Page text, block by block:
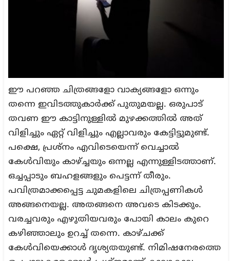
ഈ പറഞ്ഞ ചിത്രങ്ങളോ വാക്യങ്ങളോ ഒന്നും
തന്നെ ഇവിടത്തുകാർക്ക് പുതുമയല്ല. ഒരുപാട്
തവണ ഈ കാട്ടിനുള്ളിൽ മുഴക്കത്തിൽ അത്
വിളിച്ചും ഏറ്റ് വിളിച്ചും എല്ലാവരും കേട്ടിട്ടുമുണ്ട്.
പക്ഷെ, പ്രശ്നം എവിടെയെന്ന് വെച്ചാൽ
കേൾവിയും കാഴ്ച്ചയും ഒന്നല്ല എന്നുള്ളിടത്താണ്.
ഒച്ചപ്പാടും ബഹളങ്ങളും പെട്ടന്ന് തീരും.
പവിത്രമാക്കപ്പെട്ട ചുമകളിലെ ചിത്രപ്പണികൾ
അങ്ങനെയല്ല. അതങ്ങനെ അവടെ കിടക്കും.
വരച്ചവരും എഴുതിയവരും പോയി കാലം കുറെ
കഴിഞ്ഞാലും ഉറച്ച് തന്നെ. കാഴ്ചക്ക്
കേൾവിയെക്കാൾ ദൃശ്യതയുണ്ട്. നിമിഷനേരത്തെ